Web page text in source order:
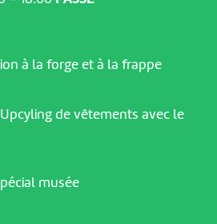
à la forge et à la frappe
de vêtements avec le
musée